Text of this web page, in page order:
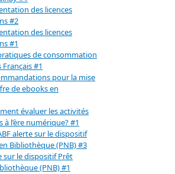
des licences
#2
des licences
#1
de consommation
#1
pour la mise
de ebooks en
évaluer les activités
l’ère numérique? #1
alerte sur le dispositif
Bibliothèque (PNB) #3
sur le dispositif Prêt
(PNB) #1